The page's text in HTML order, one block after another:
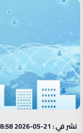
نشر في : 21-05-2026 08:58 AM